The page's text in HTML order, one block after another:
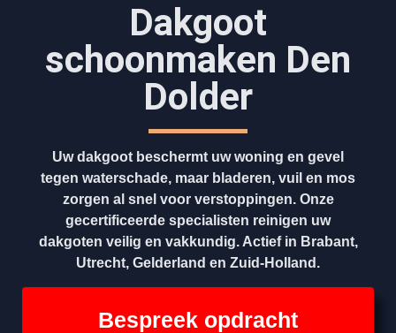
Dakgoot
schoonmaken​ Den
Dolder
Uw dakgoot beschermt uw woning en gevel
tegen waterschade, maar bladeren, vuil en mos
zorgen al snel voor verstoppingen. Onze
gecertificeerde specialisten reinigen uw
dakgoten veilig en vakkundig. Actief in Brabant,
Utrecht, Gelderland en Zuid-Holland.
Bespreek opdracht